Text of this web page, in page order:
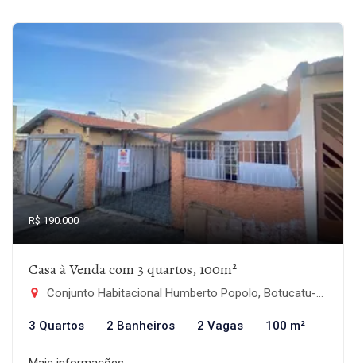
R$ 190.000
Casa à Venda com 3 quartos, 100m²
Conjunto Habitacional Humberto Popolo, Botucatu-SP
3 Quartos 2 Banheiros 2 Vagas 100 m²